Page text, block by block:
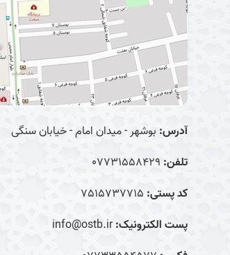
آدرس: بوشهر - میدان امام - خیابان سنگی
تلفن: 07731558429
کد پستی: 7515737715
پست الکترونیک:info@ostb.ir